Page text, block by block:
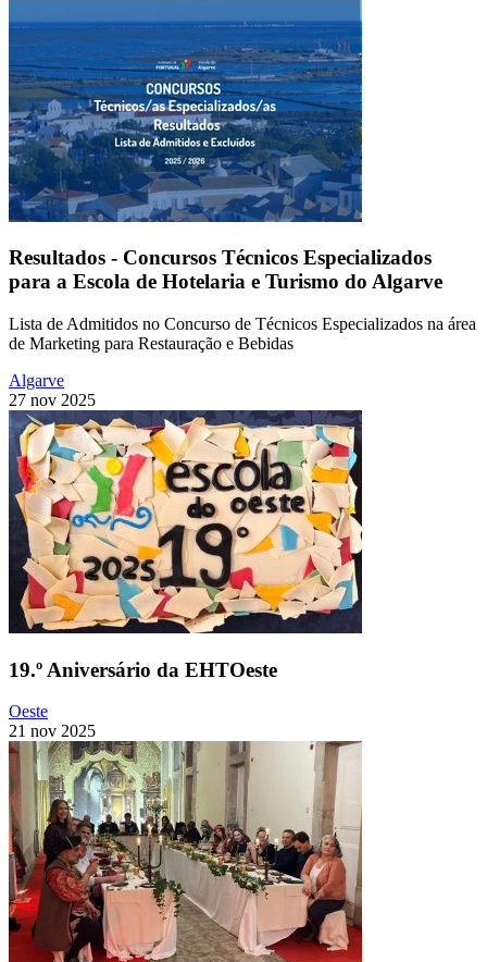
Resultados - Concursos Técnicos Especializados
para a Escola de Hotelaria e Turismo do Algarve
Lista de Admitidos no Concurso de Técnicos Especializados na área
de Marketing para Restauração e Bebidas
Algarve
27 nov 2025
19.º Aniversário da EHTOeste
Oeste
21 nov 2025